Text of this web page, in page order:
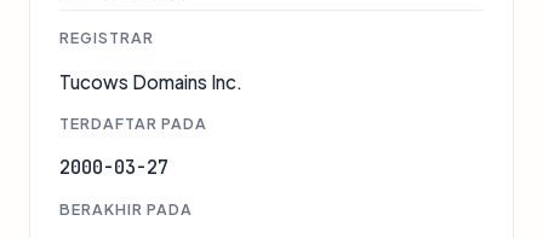
REGISTRAR
Tucows Domains Inc.
TERDAFTAR PADA
2000-03-27
BERAKHIR PADA